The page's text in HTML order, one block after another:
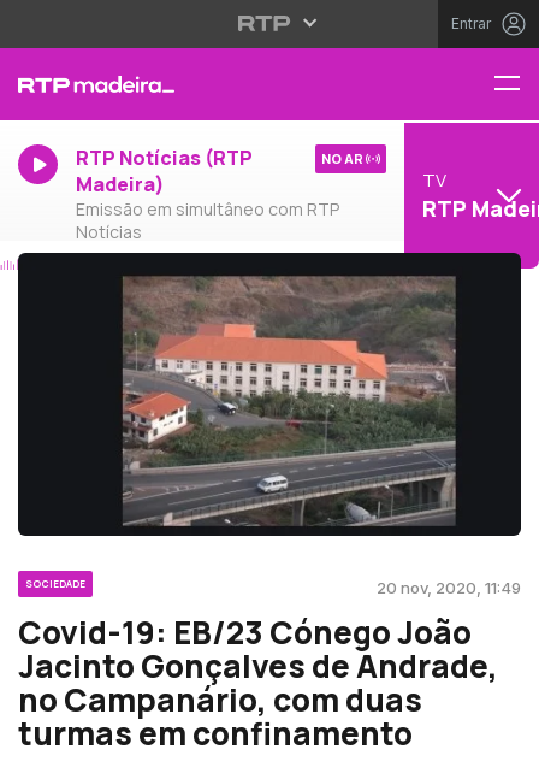
Entrar
RTP Notícias (RTP
Madeira)
Emissão em simultâneo com RTP
Notícias
NO AR
TV
RTP
SOCIEDADE 20 nov, 2020, 11:49
Covid-19: EB/23 Cónego João
Jacinto Gonçalves de Andrade,
no Campanário, com duas
turmas em confinamento